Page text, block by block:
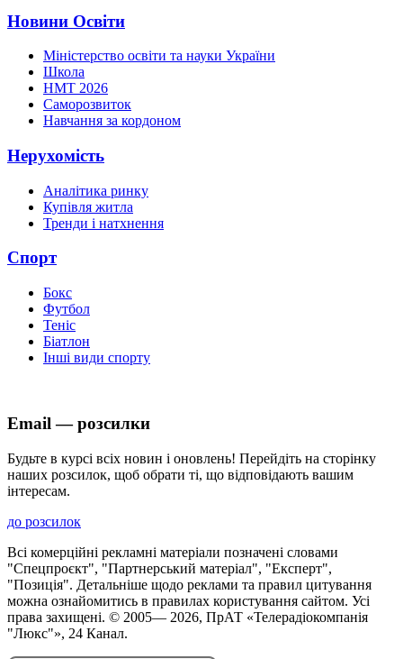
Новини Освіти
Міністерство освіти та науки України
Школа
НМТ 2026
Саморозвиток
Навчання за кордоном
Нерухомість
Аналітика ринку
Купівля житла
Тренди і натхнення
Спорт
Бокс
Футбол
Теніс
Біатлон
Інші види спорту
Email — розсилки
Будьте в курсі всіх новин і оновлень! Перейдіть на сторінку
наших розсилок, щоб обрати ті, що відповідають вашим
інтересам.
до розсилок
Всі комерційні рекламні матеріали позначені словами
"Спецпроєкт", "Партнерський матеріал", "Експерт",
"Позиція". Детальніше щодо реклами та правил цитування
можна ознайомитись в правилах користування сайтом. Усі
права захищені. © 2005— 2026, ПрАТ «Телерадіокомпанія
"Люкс"», 24 Канал.